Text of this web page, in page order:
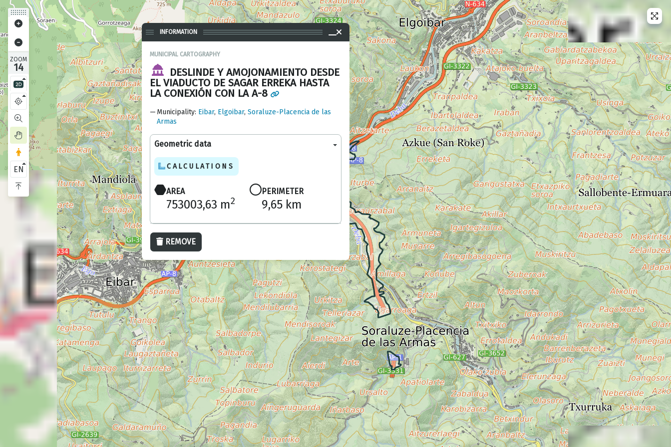
ZOOM
14
EN
INFORMATION
MUNICIPAL CARTOGRAPHY
DESLINDE Y AMOJONAMIENTO DESDE
EL VIADUCTO DE SAGAR ERREKA HASTA
LA CONEXIÓN CON LA A-8
Municipality: Eibar, Elgoibar, Soraluze-Placencia de las
Armas
Geometric data
CALCULATIONS
AREA
753003,63 m2
PERIMETER
9,65 km
REMOVE